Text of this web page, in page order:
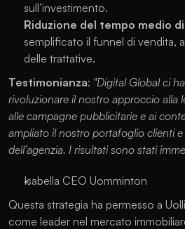
sull’investimento.
Riduzione del tempo medio
semplificato il funnel di vendita,
delle trattative.
Testimonianza: "Digital Global ci
rivoluzionare il nostro approccio alla
alle campagne pubblicitarie e ai
ampliato il nostro portafoglio clienti
dell’agenzia. I risultati sono stati
Isabella CEO Uomminton
Questa strategia ha permesso a
come leader nel mercato